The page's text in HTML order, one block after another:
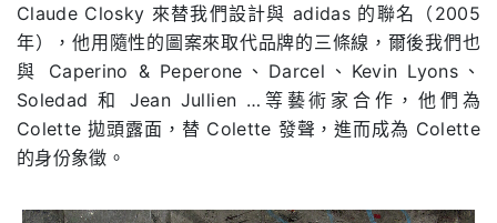
Claude Closky 來替我們設計與 adidas 的聯名（2005
年），他用隨性的圖案來取代品牌的三條線，爾後我們也
與 Caperino & Peperone、Darcel、Kevin Lyons、
Soledad 和 Jean Jullien …等藝術家合作，他們為
Colette 拋頭露面，替 Colette 發聲，進而成為 Colette
的身份象徵。